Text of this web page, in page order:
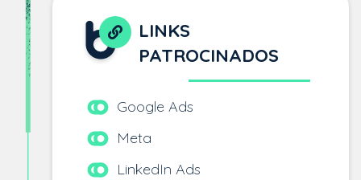
LINKS
PATROCINADOS
Google Ads
Meta
LinkedIn Ads